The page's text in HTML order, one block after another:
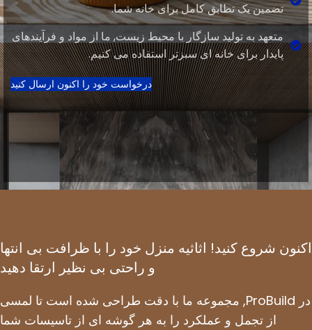
تضمین یک تطابق کامل برای خانه شما.
متعهد به تولید سازگار با محیط زیست, ما از مواد و فرآیندهای
پایدار برای خانه ای سبزتر استفاده می کنیم.
درخواست خود را اکنون ارسال کنید
اکنون شروع کنید! اثاثیه منزل خود را با ظرافت بی انتها
و راحتی بی نظیر ارتقا دهید
در ProBuild, مجموعه ما با دقت طراحی شده است تا لمسی
از تجمل و عملکرد را به هر گوشه ای از تاسیسات شما